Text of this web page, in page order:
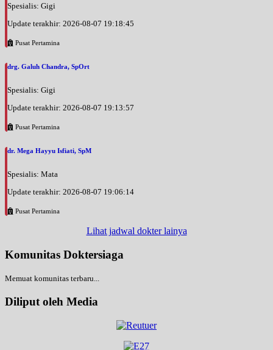
Spesialis: Gigi
Update terakhir: 2026-08-07 19:18:45
Pusat Pertamina
drg. Galuh Chandra, SpOrt
Spesialis: Gigi
Update terakhir: 2026-08-07 19:13:57
Pusat Pertamina
dr. Mega Hayyu Isfiati, SpM
Spesialis: Mata
Update terakhir: 2026-08-07 19:06:14
Pusat Pertamina
Lihat jadwal dokter lainya
Komunitas Doktersiaga
Memuat komunitas terbaru...
Diliput oleh Media